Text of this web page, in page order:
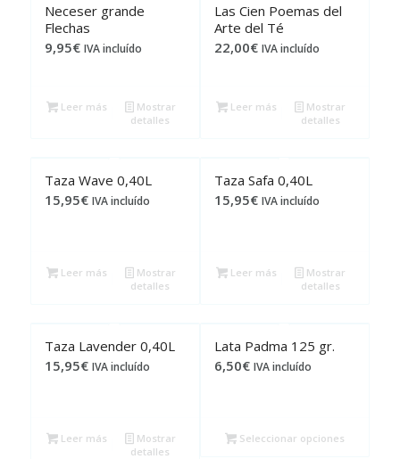
Neceser grande
Flechas
9,95€ IVA incluído
Leer más
Mostrar
detalles
Las Cien Poemas del
Arte del Té
22,00€ IVA incluído
Leer más
Mostrar
detalles
Taza Wave 0,40L
15,95€ IVA incluído
Leer más
Mostrar
detalles
Taza Safa 0,40L
15,95€ IVA incluído
Leer más
Mostrar
detalles
Taza Lavender 0,40L
15,95€ IVA incluído
Leer más
Mostrar
detalles
Lata Padma 125 gr.
6,50€ IVA incluído
Seleccionar opciones